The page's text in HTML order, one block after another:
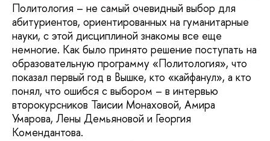
Политология – не самый очевидный выбор для
абитуриентов, ориентированных на гуманитарные
науки, с этой дисциплиной знакомы все еще
немногие. Как было принято решение поступать на
образовательную программу «Политология», что
показал первый год в Вышке, кто «кайфанул», а кто
понял, что ошибся с выбором – в интервью
второкурсников Таисии Монаховой, Амира
Умарова, Лены Демьяновой и Георгия
Комендантова.